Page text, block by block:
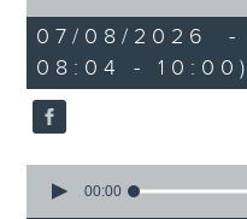
1
hour,
51
minutes,
59
seconds
07/08/2026
08:04 - 10:00)
seconds
00:00